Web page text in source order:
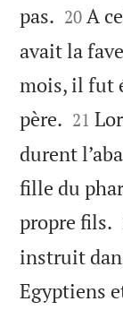
pas. 

20 A
avait la
mois, il fut
père. 

21
durent
fille du
propre fils.
instruit
Egyptiens